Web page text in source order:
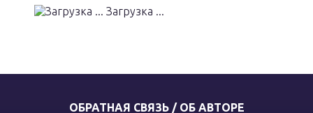
Загрузка ...
ОБРАТНАЯ СВЯЗЬ / ОБ АВТОРЕ